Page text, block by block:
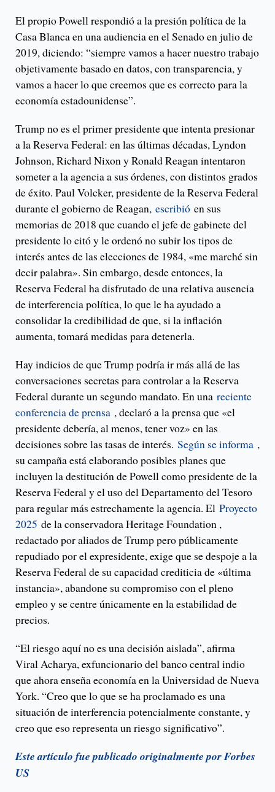
El propio Powell respondió a la presión política de la
Casa Blanca en una audiencia en el Senado en julio de
2019, diciendo: “siempre vamos a hacer nuestro trabajo
objetivamente basado en datos, con transparencia, y
vamos a hacer lo que creemos que es correcto para la
economía estadounidense”.
Trump no es el primer presidente que intenta presionar
a la Reserva Federal: en las últimas décadas, Lyndon
Johnson, Richard Nixon y Ronald Reagan intentaron
someter a la agencia a sus órdenes, con distintos grados
de éxito. Paul Volcker, presidente de la Reserva Federal
durante el gobierno de Reagan, escribió en sus
memorias de 2018 que cuando el jefe de gabinete del
presidente lo citó y le ordenó no subir los tipos de
interés antes de las elecciones de 1984, «me marché sin
decir palabra». Sin embargo, desde entonces, la
Reserva Federal ha disfrutado de una relativa ausencia
de interferencia política, lo que le ha ayudado a
consolidar la credibilidad de que, si la inflación
aumenta, tomará medidas para detenerla.
Hay indicios de que Trump podría ir más allá de las
conversaciones secretas para controlar a la Reserva
Federal durante un segundo mandato. En una reciente
conferencia de prensa , declaró a la prensa que «el
presidente debería, al menos, tener voz» en las
decisiones sobre las tasas de interés. Según se informa ,
su campaña está elaborando posibles planes que
incluyen la destitución de Powell como presidente de la
Reserva Federal y el uso del Departamento del Tesoro
para regular más estrechamente la agencia. El Proyecto
2025 de la conservadora Heritage Foundation ,
redactado por aliados de Trump pero públicamente
repudiado por el expresidente, exige que se despoje a la
Reserva Federal de su capacidad crediticia de «última
instancia», abandone su compromiso con el pleno
empleo y se centre únicamente en la estabilidad de
precios.
“El riesgo aquí no es una decisión aislada”, afirma
Viral Acharya, exfuncionario del banco central indio
que ahora enseña economía en la Universidad de Nueva
York. “Creo que lo que se ha proclamado es una
situación de interferencia potencialmente constante, y
creo que eso representa un riesgo significativo”.
Este artículo fue publicado originalmente por Forbes
US